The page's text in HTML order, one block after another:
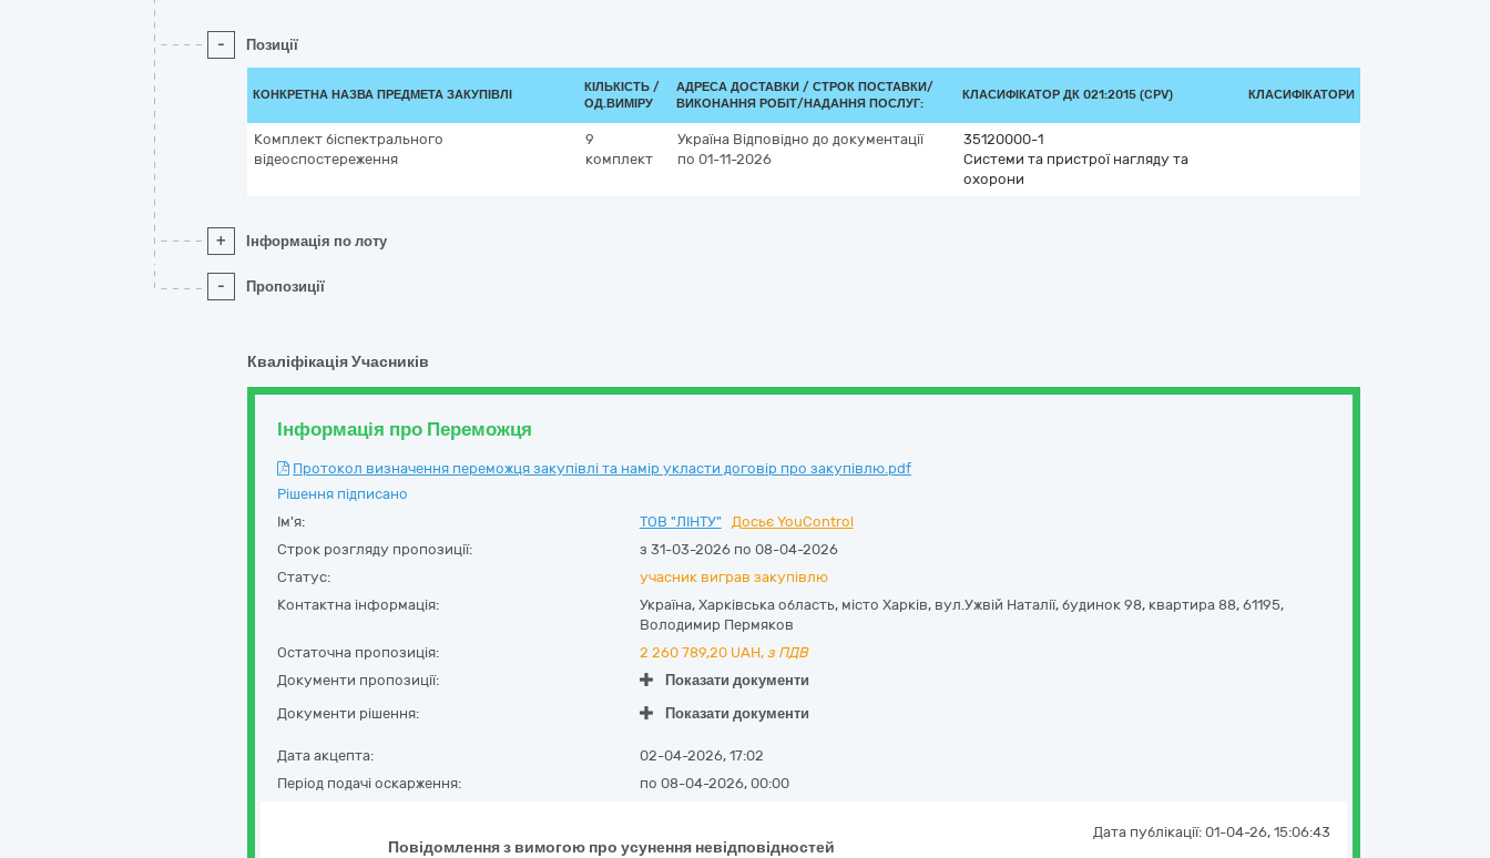
- Позиції
КОНКРЕТНА НАЗВА ПРЕДМЕТА ЗАКУПІВЛІ
КІЛЬКІСТЬ /
ОД.ВИМІРУ
АДРЕСА ДОСТАВКИ / СТРОК ПОСТАВКИ/
ВИКОНАННЯ РОБІТ/НАДАННЯ ПОСЛУГ:
КЛАСИФІКАТОР ДК 021:2015 (CPV) КЛАСИФІКАТОРИ
Комплект біспектрального
відеоспостереження
9
комплект
Україна Відповідно до документації
по 01-11-2026
35120000-1
Системи та пристрої нагляду та
охорони
+ Інформація по лоту
- Пропозиції
Кваліфікація Учасників
Інформація про Переможця
Протокол визначення переможця закупівлі та намір укласти договір про закупівлю.pdf
Рішення підписано
Ім'я:
ТОВ "ЛІНТУ"
Досьє YouControl
Строк розгляду пропозиції:
з 31-03-2026 по 08-04-2026
Статус:
учасник виграв закупівлю
Контактна інформація:
Україна, Харківська область, місто Харків, вул.Ужвій Наталії, будинок 98, квартира 88, 61195,
Володимир Пермяков
Остаточна пропозиція:
2 260 789,20 UAH, з ПДВ
Документи пропозиції:
Показати документи
Документи рішення:
Показати документи
Дата акцепта:
02-04-2026, 17:02
Період подачі оскарження:
по 08-04-2026, 00:00
Повідомлення з вимогою про усунення невідповідностей
Дата публікації: 01-04-26, 15:06:43